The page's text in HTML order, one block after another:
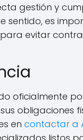
gestión y
sentido, es
evitar
oficialmente
obligaciones
en contactar a